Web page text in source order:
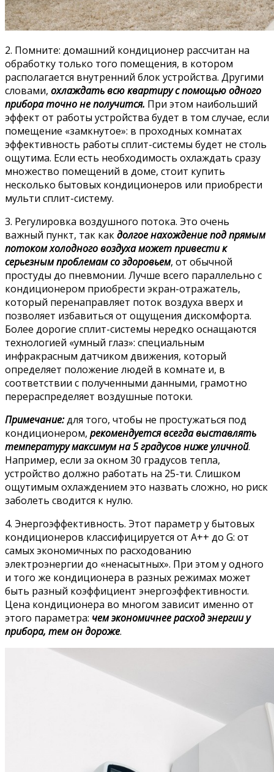
2. Помните: домашний кондиционер рассчитан на
обработку только того помещения, в котором
располагается внутренний блок устройства. Другими
словами, охлаждать всю квартиру с помощью одного
прибора точно не получится. При этом наибольший
эффект от работы устройства будет в том случае, если
помещение «замкнутое»: в проходных комнатах
эффективность работы сплит-системы будет не столь
ощутима. Если есть необходимость охлаждать сразу
множество помещений в доме, стоит купить
несколько бытовых кондиционеров или приобрести
мульти сплит-систему.
3. Регулировка воздушного потока. Это очень
важный пункт, так какдолгое нахождение под прямым
потоком холодного воздуха может привести к
серьезным проблемам со здоровьем, от обычной
простуды до пневмонии. Лучше всего параллельно с
кондиционером приобрести экран-отражатель,
который перенаправляет поток воздуха вверх и
позволяет избавиться от ощущения дискомфорта.
Более дорогие сплит-системы нередко оснащаются
технологией «умный глаз»: специальным
инфракрасным датчиком движения, который
определяет положение людей в комнате и, в
соответствии с полученными данными, грамотно
перераспределяет воздушные потоки.
Примечание:для того, чтобы не простужаться под
кондиционером, рекомендуется всегда выставлять
температуру максимум на 5 градусов ниже уличной.
Например, если за окном 30 градусов тепла,
устройство должно работать на 25-ти. Слишком
ощутимым охлаждением это назвать сложно, но риск
заболеть сводится к нулю.
4. Энергоэффективность. Этот параметр у бытовых
кондиционеров классифицируется от A++ до G: от
самых экономичных по расходованию
электроэнергии до «ненасытных». При этом у одного
и того же кондиционера в разных режимах может
быть разный коэффициент энергоэффективности.
Цена кондиционера во многом зависит именно от
этого параметра: чем экономичнее расход энергии у
прибора, тем он дороже.